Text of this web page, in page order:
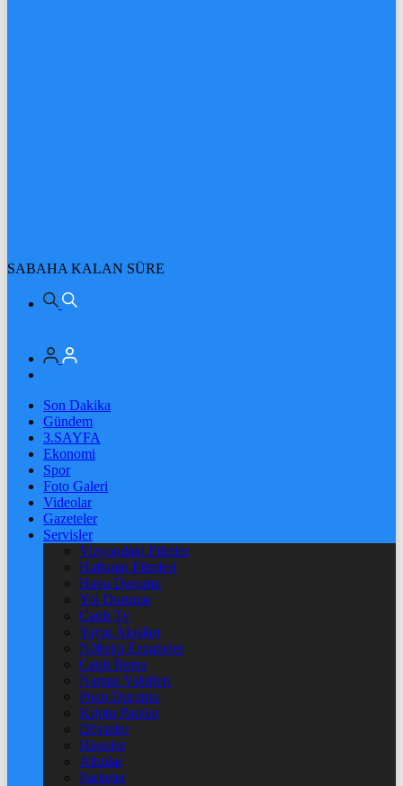
SABAHA KALAN SÜRE
Son Dakika
Gündem
3.SAYFA
Ekonomi
Spor
Foto Galeri
Videolar
Gazeteler
Servisler
Vizyondaki Filmler
Haftanin Filmleri
Hava Durumu
Yol Durumu
Canlı Tv
Yayın Akışları
Nöbetçi Eczaneler
Canlı Borsa
Namaz Vakitleri
Puan Durumu
Kripto Paralar
Dövizler
Hisseler
Altınlar
Pariteler